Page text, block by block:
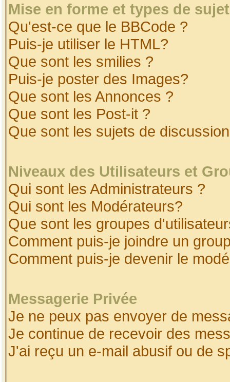
Mise en forme et types de
Qu'est-ce que le BBCode ?
Puis-je utiliser le HTML?
Que sont les smilies ?
Puis-je poster des Images?
Que sont les Annonces ?
Que sont les Post-it ?
Que sont les sujets de
Niveaux des Utilisateurs et
Qui sont les Administrateurs ?
Qui sont les Modérateurs?
Que sont les groupes
Comment puis-je joindre un
Comment puis-je devenir le
Messagerie Privée
Je ne peux pas envoyer de
Je continue de recevoir des
J'ai reçu un e-mail abusif ou de